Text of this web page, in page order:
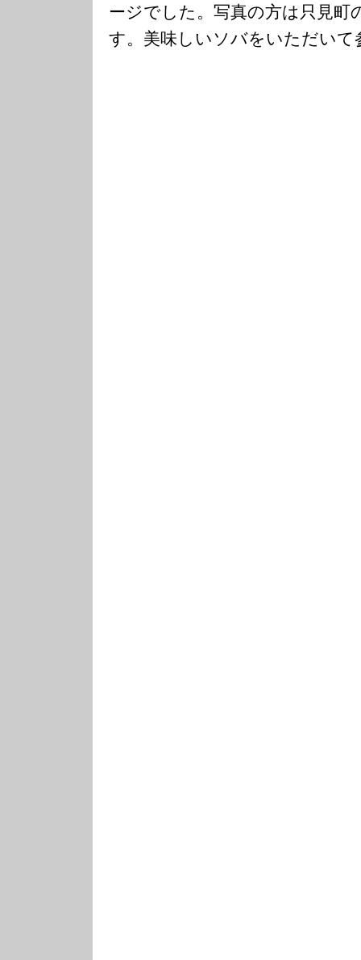
ージでした。写真の方は只見町
す。美味しいソバをいただいて